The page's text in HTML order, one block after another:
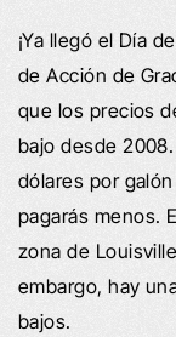
¡Ya llegó el Día
de Acción de
que los precios
bajo desde
dólares por
pagarás menos.
zona de
embargo, hay
bajos.